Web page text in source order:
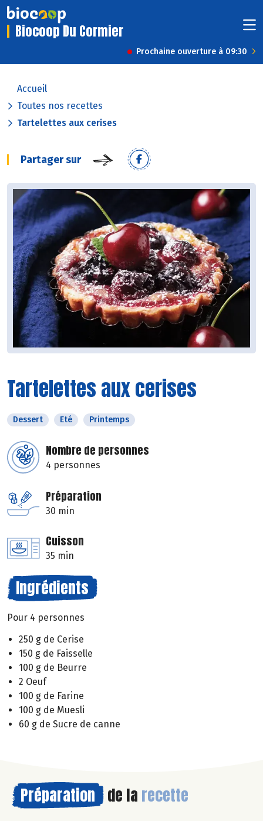
Biocoop Du Cormier
Prochaine ouverture à 09:30
Accueil
Toutes nos recettes
Tartelettes aux cerises
Partager sur
Tartelettes aux cerises
Dessert Eté Printemps
Nombre de personnes
4 personnes
Préparation
30 min
Cuisson
35 min
Ingrédients
Pour 4 personnes
250 g de Cerise
150 g de Faisselle
100 g de Beurre
2 Oeuf
100 g de Farine
100 g de Muesli
60 g de Sucre de canne
Préparation de la recette